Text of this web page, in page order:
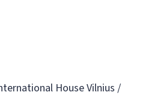
House Vilnius /